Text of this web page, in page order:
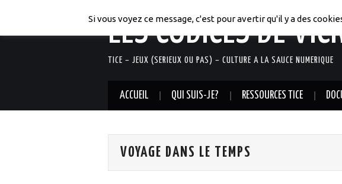
LES CODICES DE
TICE – JEUX (SERIEUX OU PAS) – CULTURE A LA SAUCE NUMERIQUE
ACCUEIL QUI SUIS-JE? RESSOURCES TICE
VOYAGE DANS LE TEMPS
Si vous voyez ce message, c'est pour avertir qu'il y a des